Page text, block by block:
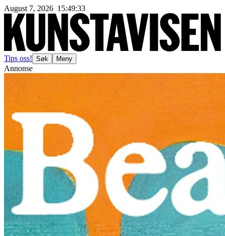
August 7, 2026 15:49:35
Tips oss! Søk Meny
Annonse